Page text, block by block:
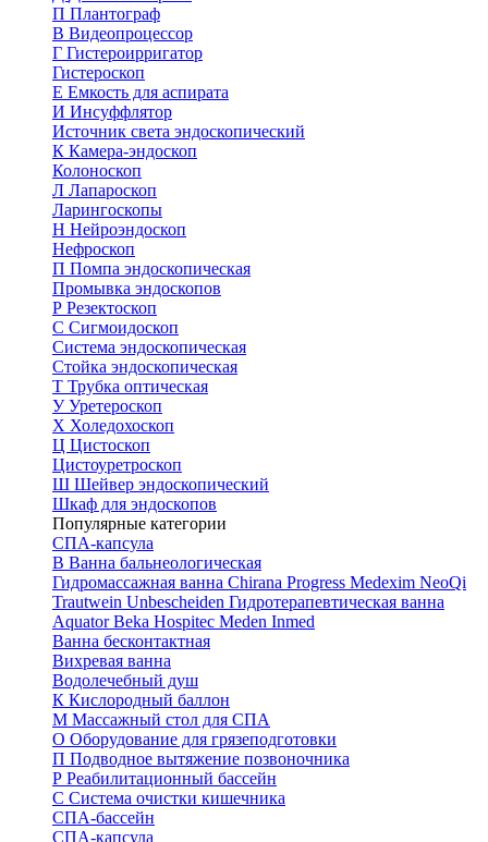
П Плантограф
В Видеопроцессор
Г Гистероирригатор
Гистероскоп
Е Емкость для аспирата
И Инсуффлятор
Источник света эндоскопический
К Камера-эндоскоп
Колоноскоп
Л Лапароскоп
Ларингоскопы
Н Нейроэндоскоп
Нефроскоп
П Помпа эндоскопическая
Промывка эндоскопов
Р Резектоскоп
С Сигмоидоскоп
Система эндоскопическая
Стойка эндоскопическая
Т Трубка оптическая
УУретероскоп
Х Холедохоскоп
Ц Цистоскоп
Цистоуретроскоп
Ш Шейвер эндоскопический
Шкаф для эндоскопов
Популярные категории
СПА-капсула
В Ванна бальнеологическая
Гидромассажная ванна Chirana Progress Medexim NeoQi
Trautwein Unbescheiden Гидротерапевтическая ванна
AquatorBeka Hospitec Meden Inmed
Ванна бесконтактная
Вихревая ванна
Водолечебный душ
К Кислородный баллон
М Массажный стол для СПА
О Оборудование для грязеподготовки
П Подводное вытяжение позвоночника
Р Реабилитационный бассейн
С Система очистки кишечника
СПА-бассейн
СПА-капсула